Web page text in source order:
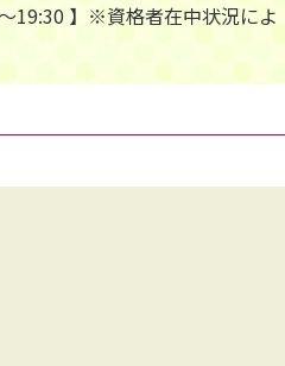
19:30 】※資格者在中状況によ